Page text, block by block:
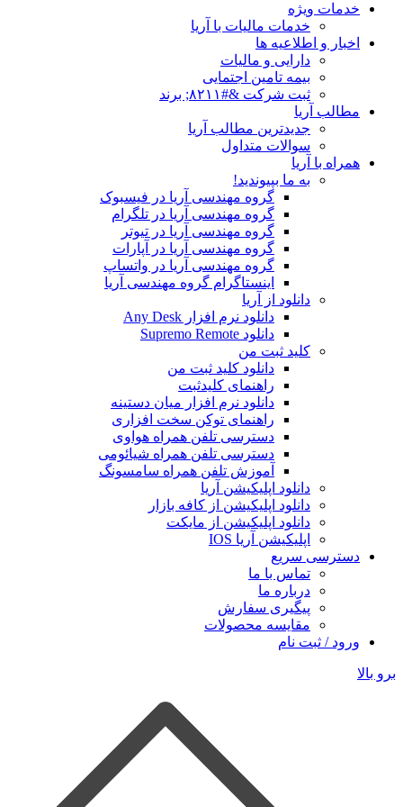
خدمات ویژه
خدمات مالیات با آریا
اخبار و اطلاعیه ها
دارایی و مالیات
بیمه تامین اجتمایی
ثبت شرکت &#۸۲۱۱; برند
مطالب آریا
جدیدترین مطالب آریا
سوالات متداول
همراه با آریا
به ما بپیوندید!
گروه مهندسی آریا در فیسبوک
گروه مهندسی آریا در تلگرام
گروه مهندسی آریا در تیوتر
گروه مهندسی آریا در آپارات
گروه مهندسی آریا در واتساپ
اینستاگرام گروه مهندسی آریا
دانلود از آریا
دانلود نرم افزار Any Desk
دانلود Supremo Remote
کلید ثبت من
دانلود کلید ثبت من
راهنمای کلیدثبت
دانلود نرم افزار میان دستینه
راهنمای توکن سخت افزاری
دسترسی تلفن همراه هواوی
دسترسی تلفن همراه شیائومی
آموزش تلفن همراه سامسونگ
دانلود اپلیکیشن آریا
دانلود اپلیکیشن از کافه بازار
دانلود اپلیکیشن از مایکت
اپلیکیشن آریا IOS
دسترسی سریع
تماس با ما
درباره ما
پیگیری سفارش
مقایسه محصولات
ورود / ثبت نام
برو بالا